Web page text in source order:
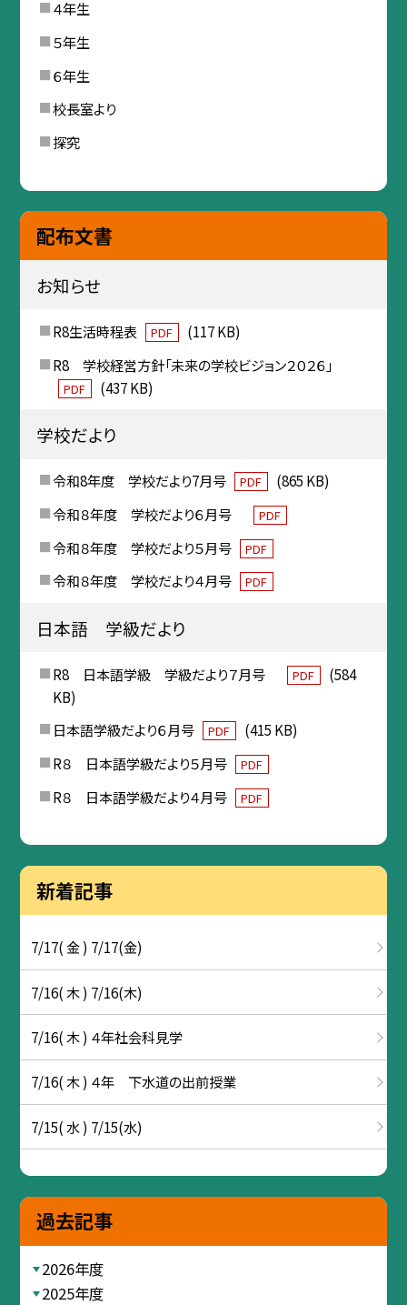
４年生
５年生
６年生
校長室より
探究
配布文書
お知らせ
R8生活時程表 PDF
(117 KB)
R8 学校経営方針「未来の学校ビジョン２０２６」
PDF (437 KB)
学校だより
令和8年度 学校だより7月号 PDF
(865 KB)
令和８年度 学校だより６月号
PDF
令和８年度 学校だより５月号 PDF
令和８年度 学校だより４月号 PDF
日本語 学級だより
R8 日本語学級 学級だより７月号 PDF
(584
KB)
日本語学級だより６月号
PDF
(415 KB)
R８ 日本語学級だより５月号
PDF
R８ 日本語学級だより４月号 PDF
新着記事
7/17( 金 ) 7/17(金)
7/16( 木 ) 7/16(木)
7/16( 木 ) ４年社会科見学
7/16( 木 ) ４年 下水道の出前授業
7/15( 水 ) 7/15(水)
過去記事
2026年度
2025年度